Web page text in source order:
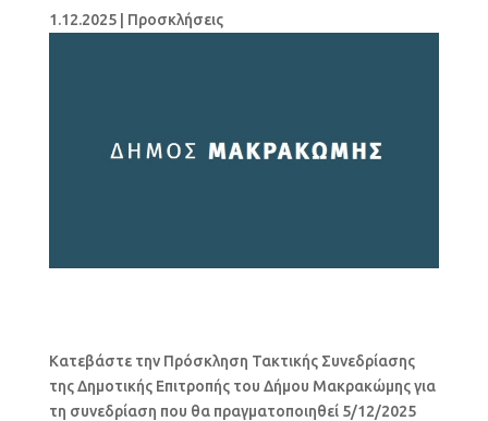
1.12.2025| Προσκλήσεις
Κατεβάστε την Πρόσκληση Τακτικής Συνεδρίασης
της Δημοτικής Επιτροπής του Δήμου Μακρακώμης για
τη συνεδρίαση που θα πραγματοποιηθεί 5/12/2025